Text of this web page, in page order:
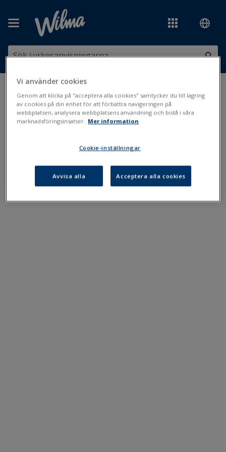
Användarrättigheter och -koder
Primus-koder
Multifaktorautentisering (MFA) i Primus
Vi använder cookies
Genom att klicka på "acceptera alla cookies" samtycker du till lagring
av cookies på din enhet för att förbättra navigeringen på
webbplatsen, analysera webbplatsens användning och bistå i våra
marknadsföringsinsatser. Mer information
Cookie-inställningar
Avvisa alla Acceptera alla cookies